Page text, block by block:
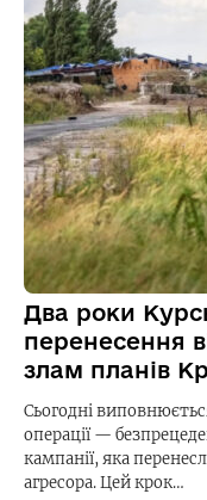
Два роки
перенесення
злам планів
Сьогодні
операції —
кампанії, яка
агресора. Цей крок…